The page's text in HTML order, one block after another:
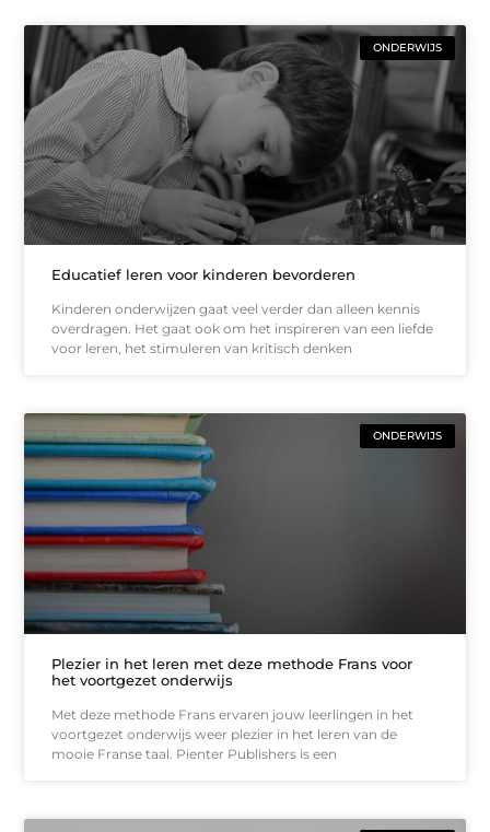
ONDERWIJS
Educatief leren voor kinderen bevorderen
Kinderen onderwijzen gaat veel verder dan alleen kennis
overdragen. Het gaat ook om het inspireren van een liefde
voor leren, het stimuleren van kritisch denken
ONDERWIJS
Plezier in het leren met deze methode Frans voor
het voortgezet onderwijs
Met deze methode Frans ervaren jouw leerlingen in het
voortgezet onderwijs weer plezier in het leren van de
mooie Franse taal. Pienter Publishers is een